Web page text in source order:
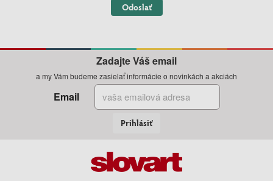
Odoslať
Zadajte Váš email
a my Vám budeme zasielať informácie o novinkách a akciách
Email
Prihlásiť